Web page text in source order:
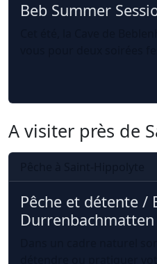
Beb Summer
A visiter près de
Pêche et détente /